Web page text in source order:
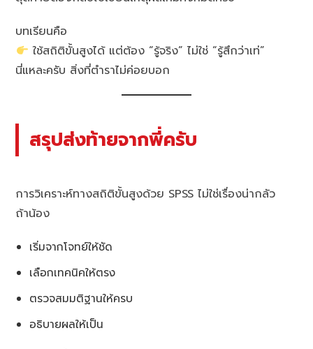
บทเรียนคือ
ใช้สถิติขั้นสูงได้ แต่ต้อง “รู้จริง” ไม่ใช่ “รู้สึกว่าเท่”
นี่แหละครับ สิ่งที่ตำราไม่ค่อยบอก
สรุปส่งท้ายจากพี่ครับ
การวิเคราะห์ทางสถิติขั้นสูงด้วย SPSS ไม่ใช่เรื่องน่ากลัว
ถ้าน้อง
เริ่มจากโจทย์ให้ชัด
เลือกเทคนิคให้ตรง
ตรวจสมมติฐานให้ครบ
อธิบายผลให้เป็น